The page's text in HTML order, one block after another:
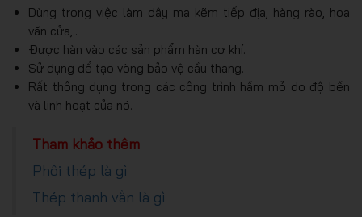
Dùng trong việc làm dây mạ kẽm tiếp địa, hàng rào, hoa
văn cửa,..
Được hàn vào các sản phẩm hàn cơ khí.
Sử dụng để tạo vòng bảo vệ cầu thang.
Rất thông dụng trong các công trình hầm mỏ do độ bền
và linh hoạt của nó.
Tham khảo thêm
Phôi thép là gì
Thép thanh vằn là gì